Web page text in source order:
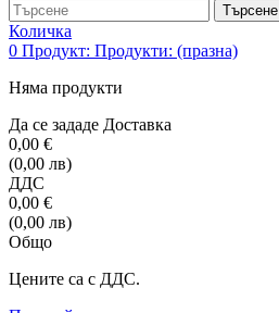
Търсене
Количка
0 Продукт: Продукти: (празна)
Няма продукти
Да се зададе Доставка
0,00 €
(0,00 лв)
ДДС
0,00 €
(0,00 лв)
Общо
Цените са с ДДС.